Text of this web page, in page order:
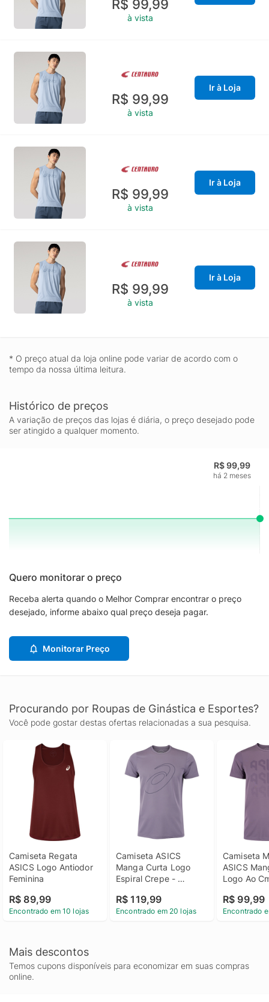
R$ 99,99
à vista
R$ 99,99
à vista
Ir à Loja
R$ 99,99
à vista
Ir à Loja
R$ 99,99
à vista
Ir à Loja
* O preço atual da loja online pode variar de acordo com o
tempo da nossa última leitura.
Histórico de preços
A variação de preços das lojas é diária, o preço desejado pode
ser atingido a qualquer momento.
R$ 99,99
há 2 meses
Quero monitorar o preço
Receba alerta quando o Melhor Comprar encontrar o preço
desejado, informe abaixo qual preço deseja pagar.
Monitorar Preço
Procurando por Roupas de Ginástica e Esportes?
Você pode gostar destas ofertas relacionadas a sua pesquisa.
Camiseta Regata
ASICS Logo Antiodor
Feminina
R$ 89,99
Encontrado em 10 lojas
Camiseta ASICS
Manga Curta Logo
Espiral Crepe -
R$ 119,99
Encontrado em 20 lojas
Camiseta
ASICS
Logo Ao
R$ 99,99
Encontrado
Mais descontos
Temos cupons disponíveis para economizar em suas compras
online.